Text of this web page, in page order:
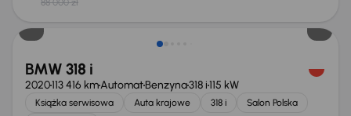
88 000 zł
BMW 318 i
2020113 416 kmAutomatBenzyna318 i115 kW
Książka serwisowa Auta krajowe 318 i
Salon Polska